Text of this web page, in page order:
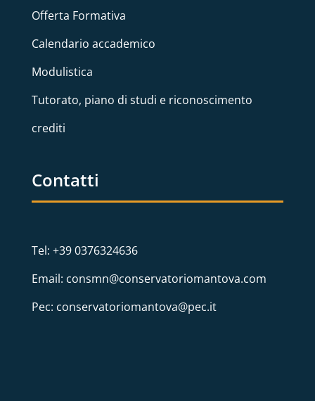
Offerta Formativa
Calendario accademico
Modulistica
Tutorato, piano di studi e riconoscimento
crediti
Contatti
Tel: +39 0376324636
Email: consmn@conservatoriomantova.com
Pec: conservatoriomantova@pec.it